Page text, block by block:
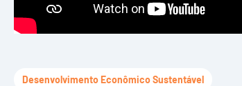
Desenvolvimento Econômico Sustentável